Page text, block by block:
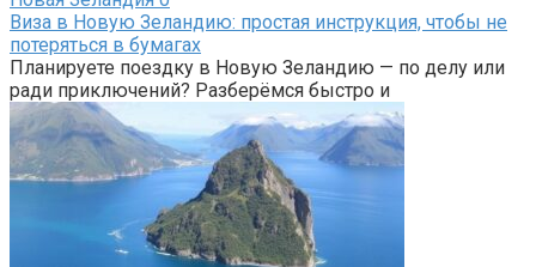
Виза в Новую Зеландию: простая инструкция, чтобы не
потеряться в бумагах
Планируете поездку в Новую Зеландию — по делу или
ради приключений? Разберёмся быстро и